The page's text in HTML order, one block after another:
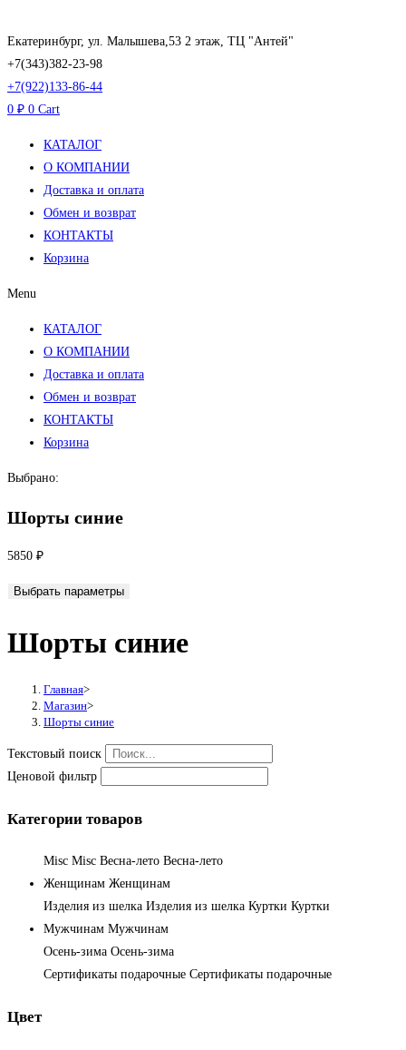
к
содержимому
Екатеринбург, ул. Малышева,53 2 этаж, ТЦ "Антей"
+7(343)382-23-98
+7(922)133-86-44
0 ₽ 0 Cart
КАТАЛОГ
О КОМПАНИИ
Доставка и оплата
Обмен и возврат
КОНТАКТЫ
Корзина
Menu
КАТАЛОГ
О КОМПАНИИ
Доставка и оплата
Обмен и возврат
КОНТАКТЫ
Корзина
Выбрано:
Шорты синие
5850 ₽
Выбрать параметры
Шорты синие
Главная>
Магазин>
Шорты синие
Текстовый поиск
Ценовой фильтр
Категории товаров
Misc Misc Весна-лето Весна-лето
Женщинам Женщинам
Изделия из шелка Изделия из шелка Куртки Куртки
Мужчинам Мужчинам
Осень-зима Осень-зима
Сертификаты подарочные Сертификаты подарочные
Цвет